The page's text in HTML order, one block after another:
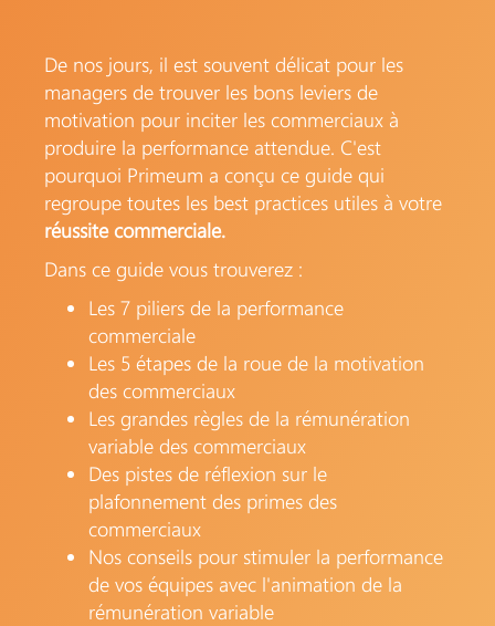
De nos jours, il est souvent délicat pour les
managers de trouver les bons leviers de
motivation pour inciter les commerciaux à
produire la performance attendue. C'est
pourquoi Primeum a conçu ce guide qui
regroupe toutes les best practices utiles à votre
réussite commerciale.
Dans ce guide vous trouverez :
Les 7 piliers de la performance
commerciale
Les 5 étapes de la roue de la motivation
des commerciaux
Les grandes règles de la rémunération
variable des commerciaux
Des pistes de réflexion sur le
plafonnement des primes des
commerciaux
Nos conseils pour stimuler la performance
de vos équipes avec l'animation de la
rémunération variable